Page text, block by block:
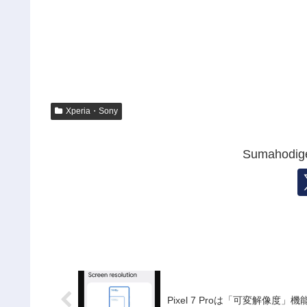
Xperia・Sony
Pixel 7 Proは「可変解像度」機